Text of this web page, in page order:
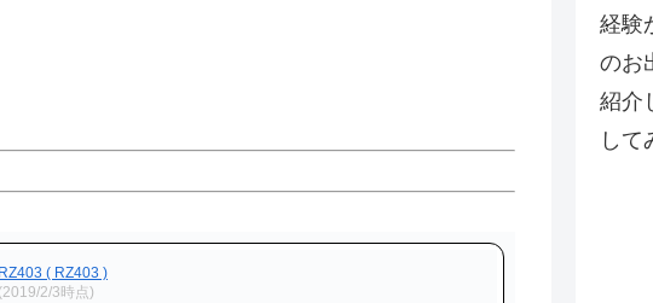
( RZ403 )
2/3時点)
経験
のお
紹介
して